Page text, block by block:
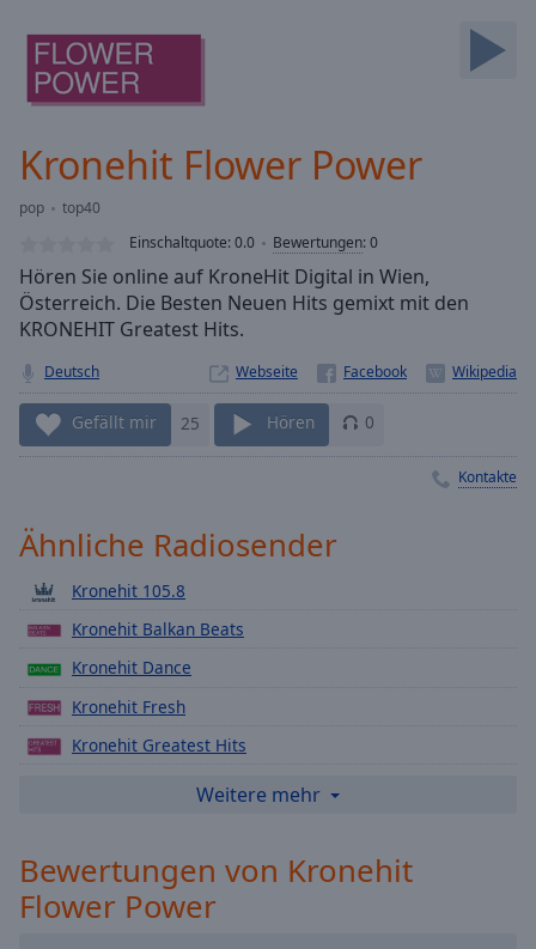
Skip
Forward
Mute
Current
Loaded:
Stream
TypeLIVE
Seek to
currently
behind
liveLIVE
Remaining
Time-
Playback
Chapters
Chapters
Descriptions
descriptions
Subtitles
subtitles
Kronehit Flower Power
pop
top40
Einschaltquote:0.0 Bewertungen:0
Hören Sie online auf KroneHit Digital in Wien,
Österreich. Die Besten Neuen Hits gemixt mit den
KRONEHIT Greatest Hits.
Deutsch Webseite
Gefällt mir 25 Hören 0
Kontakte
Ähnliche Radiosender
Kronehit 105.8
Kronehit Balkan Beats
Kronehit Dance
Kronehit Fresh
Kronehit Greatest Hits
Kronehit Digital
Kronehit Latino
Weitere mehr
Bewertungen von Kronehit
Flower Power